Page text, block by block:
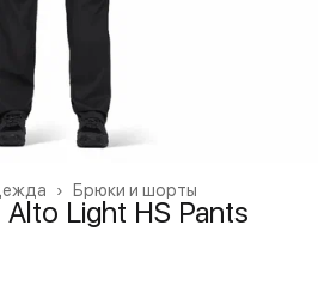
Брюки и шорты
›
Light HS Pants